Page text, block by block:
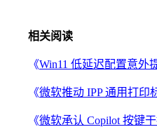
相关阅读
《Win11 低延迟配置意外
《微软推动 IPP 通用打印
《微软承认 Copilot 按键